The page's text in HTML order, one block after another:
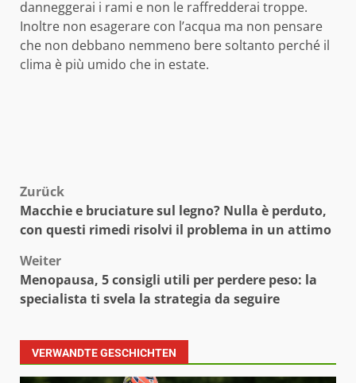
danneggerai i rami e non le raffredderai troppe.
Inoltre non esagerare con l’acqua ma non pensare
che non debbano nemmeno bere soltanto perché il
clima è più umido che in estate.
Beitragsnavigation
Zurück
Macchie e bruciature sul legno? Nulla è perduto,
con questi rimedi risolvi il problema in un attimo
Weiter
Menopausa, 5 consigli utili per perdere peso: la
specialista ti svela la strategia da seguire
VERWANDTE GESCHICHTEN